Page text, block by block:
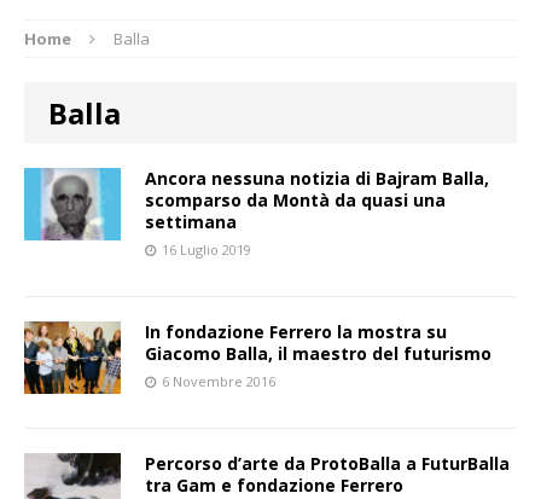
Home Balla
Balla
Ancora nessuna notizia di Bajram Balla,
scomparso da Montà da quasi una
settimana
16 Luglio 2019
In fondazione Ferrero la mostra su
Giacomo Balla, il maestro del futurismo
6 Novembre 2016
Percorso d’arte da ProtoBalla a FuturBalla
tra Gam e fondazione Ferrero